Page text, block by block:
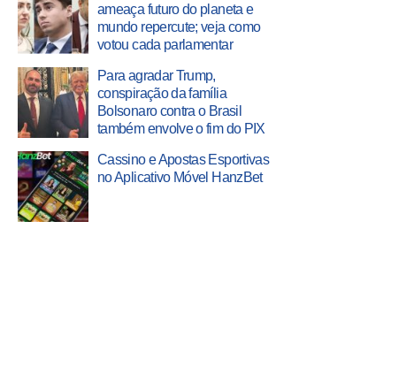
ameaça futuro do planeta e
mundo repercute; veja como
votou cada parlamentar
Para agradar Trump,
conspiração da família
Bolsonaro contra o Brasil
também envolve o fim do PIX
Cassino e Apostas Esportivas
no Aplicativo Móvel HanzBet